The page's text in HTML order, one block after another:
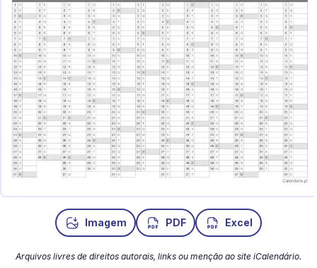
Imagem PDF Excel
Arquivos livres de direitos autorais, links ou menção ao site iCalendário.